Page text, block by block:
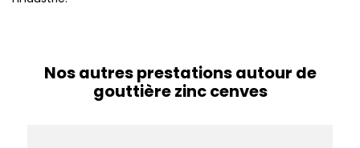
Nos autres prestations autour de
gouttière zinc cenves